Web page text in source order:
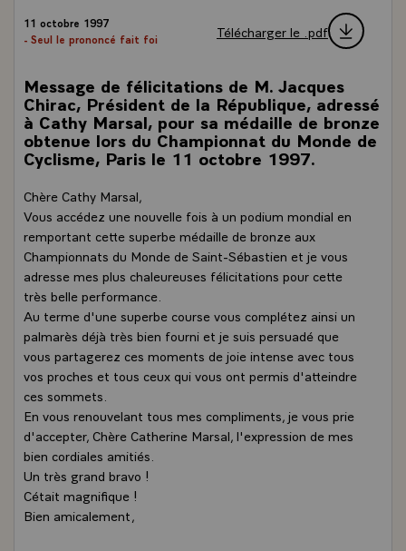
11 octobre 1997
- Seul le prononcé fait foi
Télécharger le .pdf
Message de félicitations de M. Jacques
Chirac, Président de la République, adressé
à Cathy Marsal, pour sa médaille de bronze
obtenue lors du Championnat du Monde de
Cyclisme, Paris le 11 octobre 1997.
Chère Cathy Marsal,
Vous accédez une nouvelle fois à un podium mondial en
remportant cette superbe médaille de bronze aux
Championnats du Monde de Saint-Sébastien et je vous
adresse mes plus chaleureuses félicitations pour cette
très belle performance.
Au terme d'une superbe course vous complétez ainsi un
palmarès déjà très bien fourni et je suis persuadé que
vous partagerez ces moments de joie intense avec tous
vos proches et tous ceux qui vous ont permis d'atteindre
ces sommets.
En vous renouvelant tous mes compliments, je vous prie
d'accepter, Chère Catherine Marsal, l'expression de mes
bien cordiales amitiés.
Un très grand bravo !
Cétait magnifique !
Bien amicalement,